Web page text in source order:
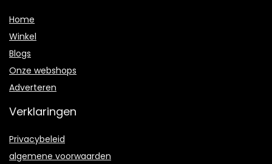
Home
Winkel
Blogs
Onze webshops
Adverteren
Verklaringen
Privacybeleid
algemene voorwaarden